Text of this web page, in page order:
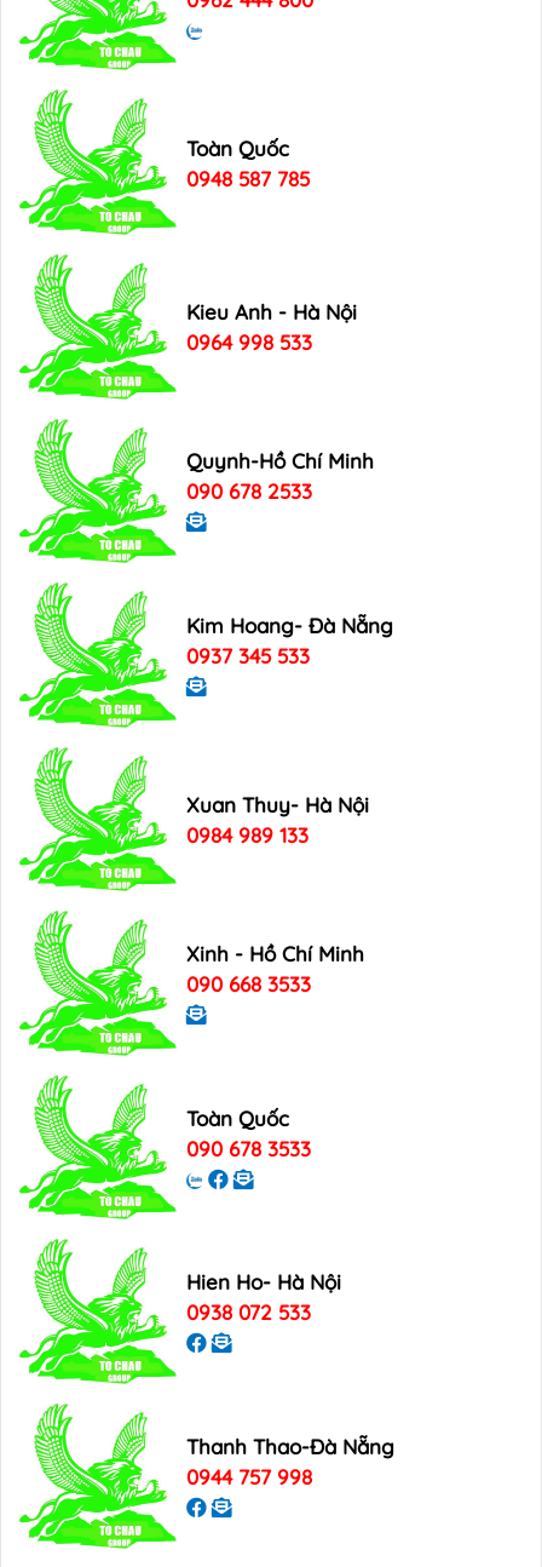
Toàn Quốc
0948 587 785
Kieu Anh - Hà Nội
0964 998 533
Quynh-Hồ Chí Minh
090 678 2533
Kim Hoang- Đà Nẵng
0937 345 533
Xuan Thuy- Hà Nội
0984 989 133
Xinh - Hồ Chí Minh
090 668 3533
Toàn Quốc
090 678 3533
Hien Ho- Hà Nội
0938 072 533
Thanh Thao-Đà Nẵng
0944 757 998